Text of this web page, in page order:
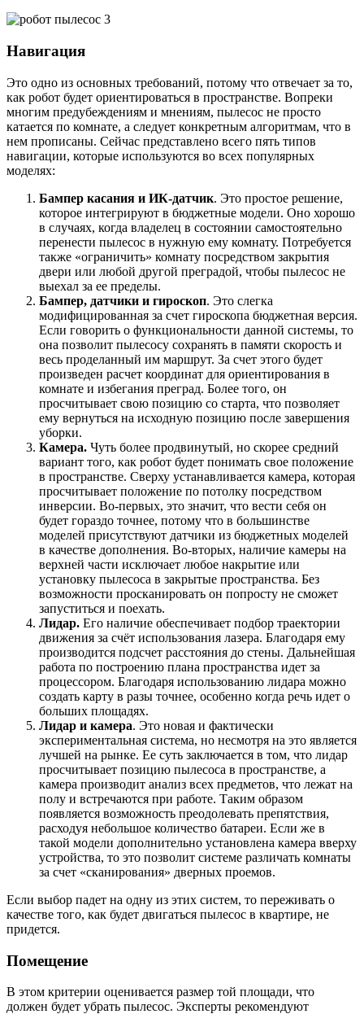
Навигация
Это одно из основных требований, потому что отвечает за то,
как робот будет ориентироваться в пространстве. Вопреки
многим предубеждениям и мнениям, пылесос не просто
катается по комнате, а следует конкретным алгоритмам, что в
нем прописаны. Сейчас представлено всего пять типов
навигации, которые используются во всех популярных
моделях:
Бампер касания и ИК-датчик. Это простое решение,
которое интегрируют в бюджетные модели. Оно хорошо
в случаях, когда владелец в состоянии самостоятельно
перенести пылесос в нужную ему комнату. Потребуется
также «ограничить» комнату посредством закрытия
двери или любой другой преградой, чтобы пылесос не
выехал за ее пределы.
Бампер, датчики и гироскоп. Это слегка
модифицированная за счет гироскопа бюджетная версия.
Если говорить о функциональности данной системы, то
она позволит пылесосу сохранять в памяти скорость и
весь проделанный им маршрут. За счет этого будет
произведен расчет координат для ориентирования в
комнате и избегания преград. Более того, он
просчитывает свою позицию со старта, что позволяет
ему вернуться на исходную позицию после завершения
уборки.
Камера. Чуть более продвинутый, но скорее средний
вариант того, как робот будет понимать свое положение
в пространстве. Сверху устанавливается камера, которая
просчитывает положение по потолку посредством
инверсии. Во-первых, это значит, что вести себя он
будет гораздо точнее, потому что в большинстве
моделей присутствуют датчики из бюджетных моделей
в качестве дополнения. Во-вторых, наличие камеры на
верхней части исключает любое накрытие или
установку пылесоса в закрытые пространства. Без
возможности просканировать он попросту не сможет
запуститься и поехать.
Лидар. Его наличие обеспечивает подбор траектории
движения за счёт использования лазера. Благодаря ему
производится подсчет расстояния до стены. Дальнейшая
работа по построению плана пространства идет за
процессором. Благодаря использованию лидара можно
создать карту в разы точнее, особенно когда речь идет о
больших площадях.
Лидар и камера. Это новая и фактически
экспериментальная система, но несмотря на это является
лучшей на рынке. Ее суть заключается в том, что лидар
просчитывает позицию пылесоса в пространстве, а
камера производит анализ всех предметов, что лежат на
полу и встречаются при работе. Таким образом
появляется возможность преодолевать препятствия,
расходуя небольшое количество батареи. Если же в
такой модели дополнительно установлена камера вверху
устройства, то это позволит системе различать комнаты
за счет «сканирования» дверных проемов.
Если выбор падет на одну из этих систем, то переживать о
качестве того, как будет двигаться пылесос в квартире, не
придется.
Помещение
В этом критерии оценивается размер той площади, что
должен будет убрать пылесос. Эксперты рекомендуют